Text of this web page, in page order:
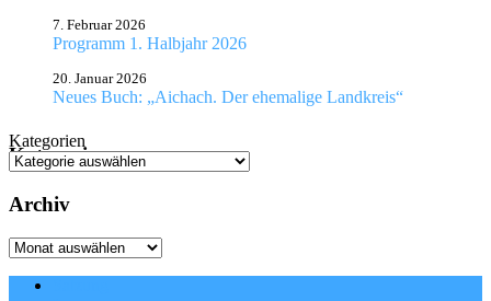
Programm 1. Halbjahr 2026
7. Februar 2026
Neues Buch: „Aichach. Der ehemalige Landkreis“
20. Januar 2026
Kategorien
Kategorien
Archiv
Archiv